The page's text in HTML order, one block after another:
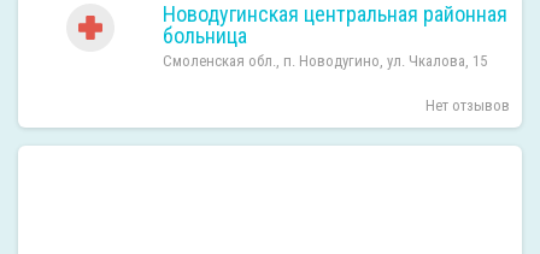
Новодугинская центральная районная
больница
Смоленская обл., п. Новодугино, ул. Чкалова, 15
Нет отзывов